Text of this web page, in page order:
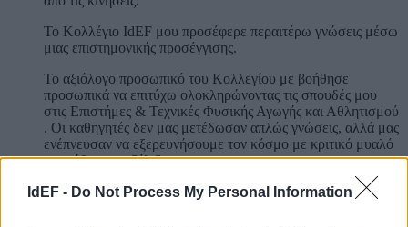
IdEF - Do Not Process My Personal Information
Το Κολλέγιο IdEF μου προσέφερε περαιτέρω γνώσεις μέσω
μιας επιστημονικής προσέγγισης.
Το αξιόλογο προσωπικό του Κολλεγίου με βοήθησε
προσωπικά να επιτύχω ολοκληρώνοντας τις σπουδές μου
στις Επιστήμες & Τεχνικές Φυσικής Αγωγής και Αθλητισμού
. Οι καθηγητές δεν μας μετέδωσαν απλώς γνώσεις, αλλά μας
ενέπνευσαν να εξερευνήσουμε τον κόσμο με κριτικό μυαλό
και πάθος για εξέλιξη.